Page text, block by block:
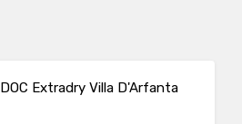
Extradry Villa D'Arfanta